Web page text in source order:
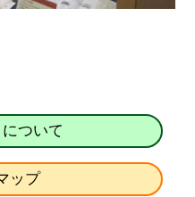
ついて
ップ